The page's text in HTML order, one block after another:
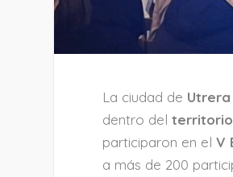
La ciudad de Utrera
dentro del
participaron en elV
a más de 200